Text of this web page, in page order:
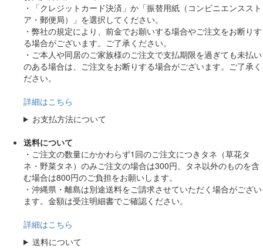
・「クレジットカード決済」か「振替用紙（コンビニエンススト
ア・郵便局）」を選択してください。
・弊社の規定により、前金でお願いする場合やご注文をお断りす
る場合がございます。ご了承ください。
・ご本人や同居のご家族様のご注文で支払期限を過ぎても未払い
のある場合は、ご注文をお断りする場合がございます。ご了承く
ださい。
詳細はこちら
お支払方法について
送料について
・ご注文の数量にかかわらず1回のご注文につきタネ（草花タ
ネ・野菜タネ）のみご注文の場合は300円、タネ以外のものを含
む場合は800円のご負担をお願いします。
・沖縄県・離島は別途送料をご請求させていただく場合がござい
ます。金額は受注明細書でご確認ください。
詳細はこちら
送料について